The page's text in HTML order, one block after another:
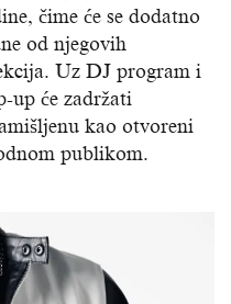
čime će se dodatno
od njegovih
Uz DJ program i
up će zadržati
kao otvoreni
publikom.